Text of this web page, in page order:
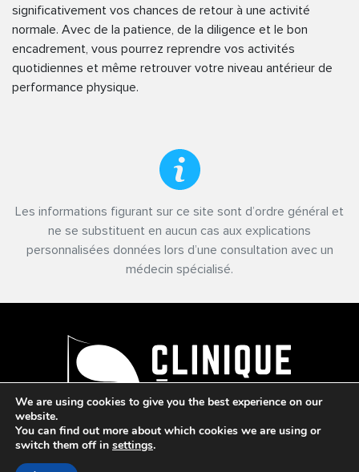
significativement vos chances de retour à une activité
normale. Avec de la patience, de la diligence et le bon
encadrement, vous pourrez reprendre vos activités
quotidiennes et même retrouver votre niveau antérieur de
performance physique.
Les informations figurant sur ce site sont d’ordre général et
ne se substituent en aucun cas aux explications
personnalisées données lors d’une consultation avec un
médecin spécialisé.
We are using cookies to give you the best experience on our
website.
You can find out more about which cookies we are using or
switch them off in settings.